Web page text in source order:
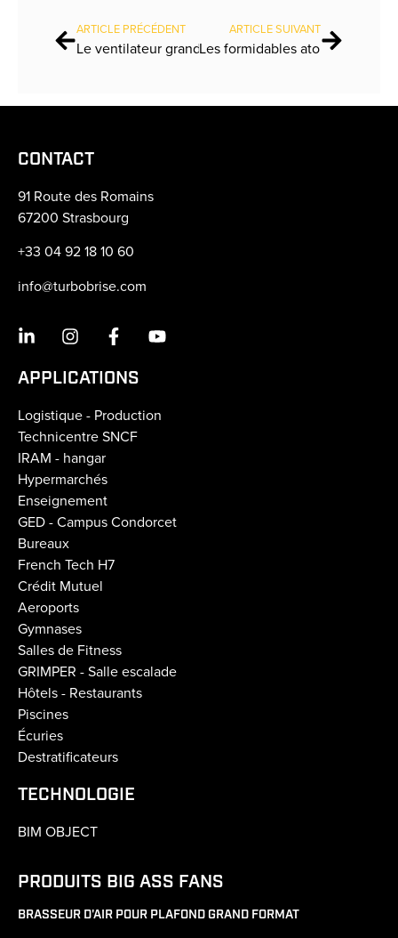
ARTICLE PRÉCÉDENT ARTICLE SUIVANT
CONTACT
91 Route des Romains
67200 Strasbourg
+33 04 92 18 10 60
info@turbobrise.com
APPLICATIONS
Logistique - Production
Technicentre SNCF
IRAM - hangar
Hypermarchés
Enseignement
GED - Campus Condorcet
Bureaux
French Tech H7
Crédit Mutuel
Aeroports
Gymnases
Salles de Fitness
GRIMPER - Salle escalade
Hôtels - Restaurants
Piscines
Écuries
Destratificateurs
TECHNOLOGIE
BIM OBJECT
PRODUITS BIG ASS FANS
BRASSEUR D'AIR POUR PLAFOND GRAND FORMAT